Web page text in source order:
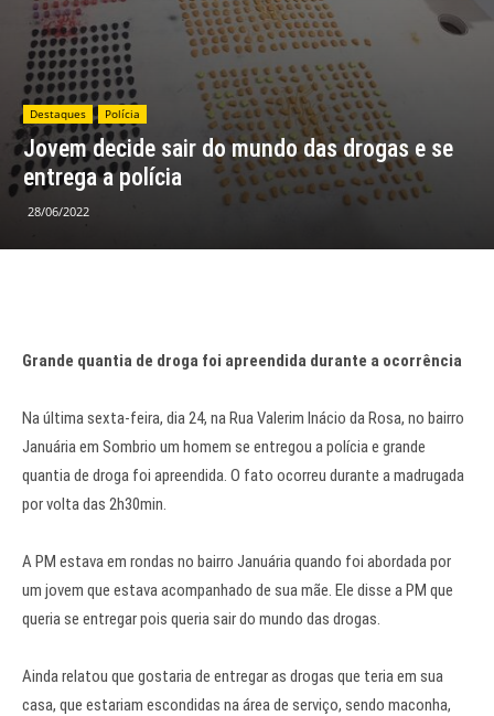
Destaques Polícia
Jovem decide sair do mundo das drogas e se
entrega a polícia
28/06/2022
Grande quantia de droga foi apreendida durante a ocorrência
Na última sexta-feira, dia 24, na Rua Valerim Inácio da Rosa, no bairro
Januária em Sombrio um homem se entregou a polícia e grande
quantia de droga foi apreendida. O fato ocorreu durante a madrugada
por volta das 2h30min.
A PM estava em rondas no bairro Januária quando foi abordada por
um jovem que estava acompanhado de sua mãe. Ele disse a PM que
queria se entregar pois queria sair do mundo das drogas.
Ainda relatou que gostaria de entregar as drogas que teria em sua
casa, que estariam escondidas na área de serviço, sendo maconha,